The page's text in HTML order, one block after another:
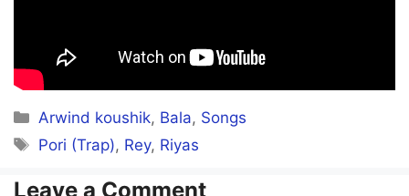
Categories
Arwind koushik, Bala, Songs
Tags
Pori (Trap), Rey, Riyas
Leave a Comment